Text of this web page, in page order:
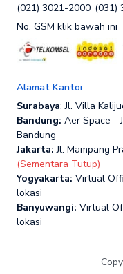
(021) 3021-2000 (031)
No. GSM klik bawah ini
Alamat Kantor
Surabaya: Jl. Villa
Bandung: Aer Space -
Bandung
Jakarta: Jl. Mampang
(Sementara Tutup)
Yogyakarta: Virtual
lokasi
Banyuwangi: Virtual
lokasi